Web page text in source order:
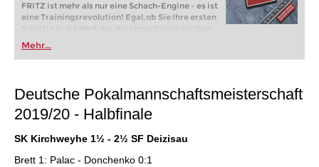
FRITZ ist mehr als nur eine Schach-Engine – es ist
eine Trainingsrevolution! Egal, ob Sie Ihre ersten
Schritte in die Welt des Vereinsschachs machen
oder bereits auf Turnierniveau spielen: Mit
FRITZ trainieren Sie effizienter, intelligenter und
individueller als je zuvor.
Mehr...
Deutsche Pokalmannschaftsmeisterschaft
2019/20 - Halbfinale
SK Kirchweyhe 1½ - 2½ SF Deizisau
Brett 1: Palac - Donchenko 0:1